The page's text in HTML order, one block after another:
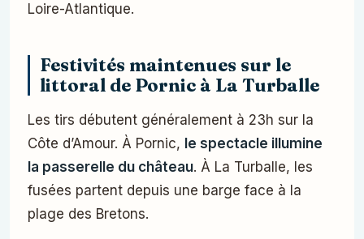
Loire-Atlantique.
Festivités maintenues sur le
littoral de Pornic à La Turballe
Les tirs débutent généralement à 23h sur la
Côte d’Amour. À Pornic, le spectacle illumine
la passerelle du château. À La Turballe, les
fusées partent depuis une barge face à la
plage des Bretons.